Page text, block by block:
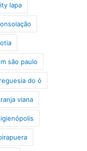
lapa
são paulo
do ó
viana